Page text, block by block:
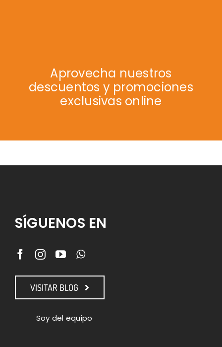
Aprovecha nuestros
descuentos y promociones
exclusivas online
SÍGUENOS EN
VISITAR BLOG
Soy del equipo